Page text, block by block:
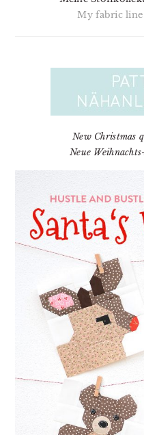
My fabric line
New Christmas
Neue